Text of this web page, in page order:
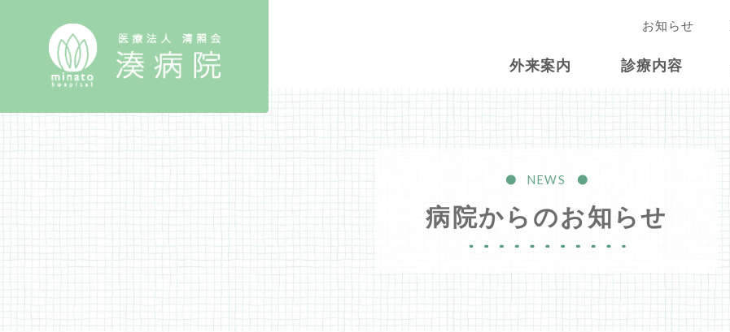
お知らせ
外来案内 診療内容
NEWS
病院からのお知らせ